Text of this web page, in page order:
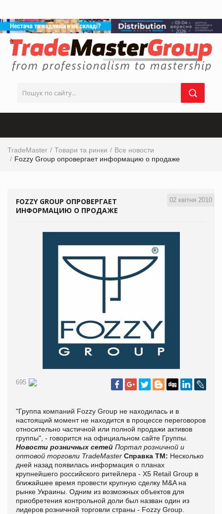
TradeMaster Товари та ринки
Все новости
Fozzy Group опровергает информацию о продаже
02 квітня 2010
FOZZY GROUP ОПРОВЕРГАЕТ
ИНФОРМАЦИЮ О ПРОДАЖЕ
695
"Группа компаний Fozzy Group не находилась и в
настоящий момент не находится в процессе переговоров
относительно частичной или полной продажи активов
группы", - говорится на официальном сайте Группы.
Новости розничных сетей Портал розничной и
оптовой торговли TradeMaster Справка ТМ: Несколько
дней назад появилась информация о планах
крупнейшего российского ритейлера - Х5 Retail Group в
ближайшее время провести крупную сделку M&A на
рынке Украины. Одним из возможных объектов для
приобретения контрольной доли был назван один из
лидеров розничной торговли страны - Fozzy Group.